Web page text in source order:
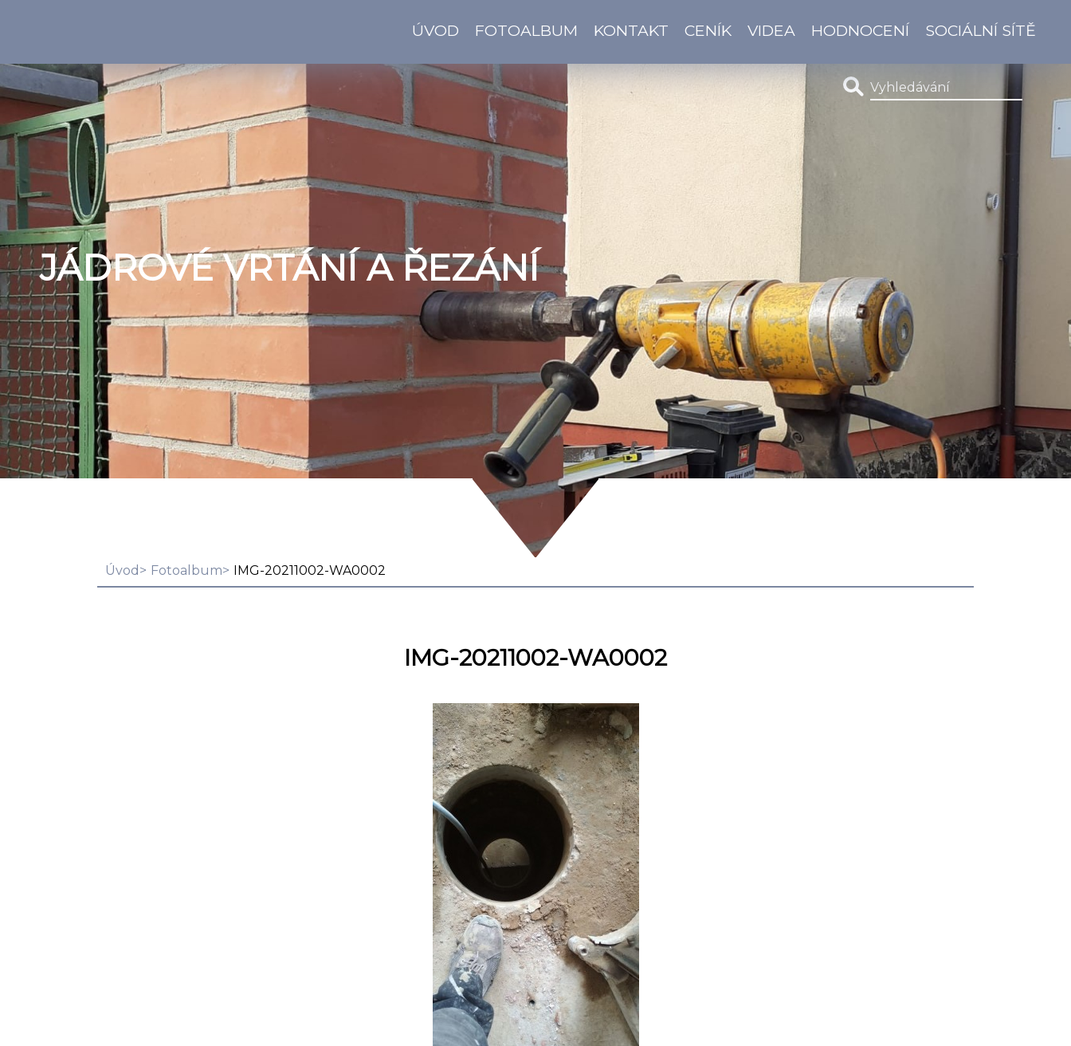
ÚVOD FOTOALBUM KONTAKT CENÍK VIDEA HODNOCENÍ SOCIÁLNÍ SÍTĚ
JÁDROVÉ VRTÁNÍ A ŘEZÁNÍ
Úvod Fotoalbum IMG-20211002-WA0002
IMG-20211002-WA0002